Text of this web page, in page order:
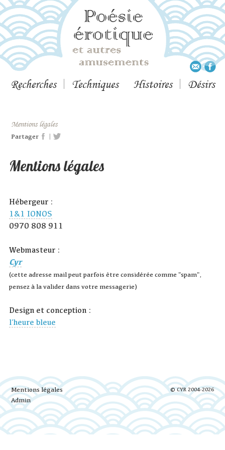
Recherches Techniques Histoires Désirs
Mentions légales
Partager |
Mentions légales
Hébergeur :
1&1 IONOS
0970 808 911
Webmasteur :
Cyr
(cette adresse mail peut parfois être considérée comme "spam",
pensez à la valider dans votre messagerie)
Design et conception :
l'heure bleue
© CYR 2004-2026
Mentions légales
Admin